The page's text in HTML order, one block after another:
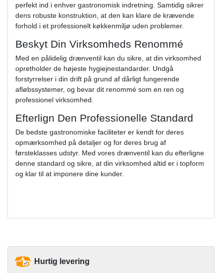
perfekt ind i enhver gastronomisk indretning. Samtidig sikrer
dens robuste konstruktion, at den kan klare de krævende
forhold i et professionelt køkkenmiljø uden problemer.
Beskyt Din Virksomheds Renommé
Med en pålidelig drænventil kan du sikre, at din virksomhed
opretholder de højeste hygiejnestandarder. Undgå
forstyrrelser i din drift på grund af dårligt fungerende
afløbssystemer, og bevar dit renommé som en ren og
professionel virksomhed.
Efterlign Den Professionelle Standard
De bedste gastronomiske faciliteter er kendt for deres
opmærksomhed på detaljer og for deres brug af
førsteklasses udstyr. Med vores drænventil kan du efterligne
denne standard og sikre, at din virksomhed altid er i topform
og klar til at imponere dine kunder.
Hurtig levering